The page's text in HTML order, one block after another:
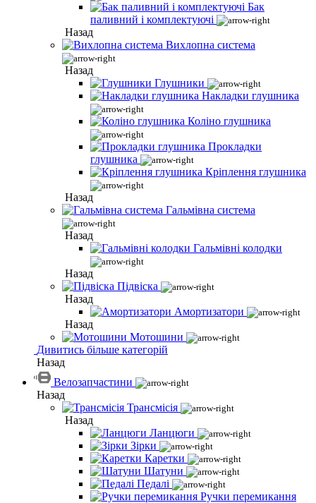
Бак
паливний і комплектуючі
Назад
Вихлопна система
Назад
Глушники
Накладки глушника
Коліно глушника
Прокладки
глушника
Кріплення глушника
Назад
Гальмівна система
Назад
Гальмівні колодки
Назад
Підвіска
Назад
Амортизатори
Назад
Мотошини
Дивитись більше категорій
Назад
Велозапчастини
Назад
Трансмісія
Назад
Ланцюги
Зірки
Каретки
Шатуни
Педалі
Ручки перемикання